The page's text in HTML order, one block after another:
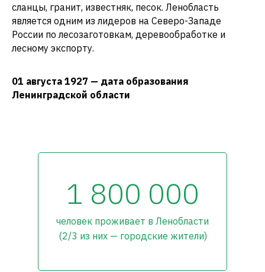
сланцы, гранит, известняк, песок. Ленобласть
является одним из лидеров на Северо-Западе
России по лесозаготовкам, деревообработке и
лесному экспорту.
01 августа 1927 — дата образования
Ленинградской области
1 800 000
человек проживает в Ленобласти
(2/3 из них — городские жители)